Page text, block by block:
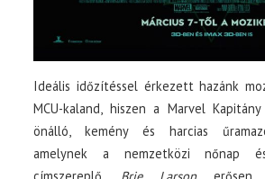
Ideális időzítéssel érkezett hazánk
MCU-kaland, hiszen a Marvel
önálló, kemény és harcias
amelynek a nemzetközi nőnap